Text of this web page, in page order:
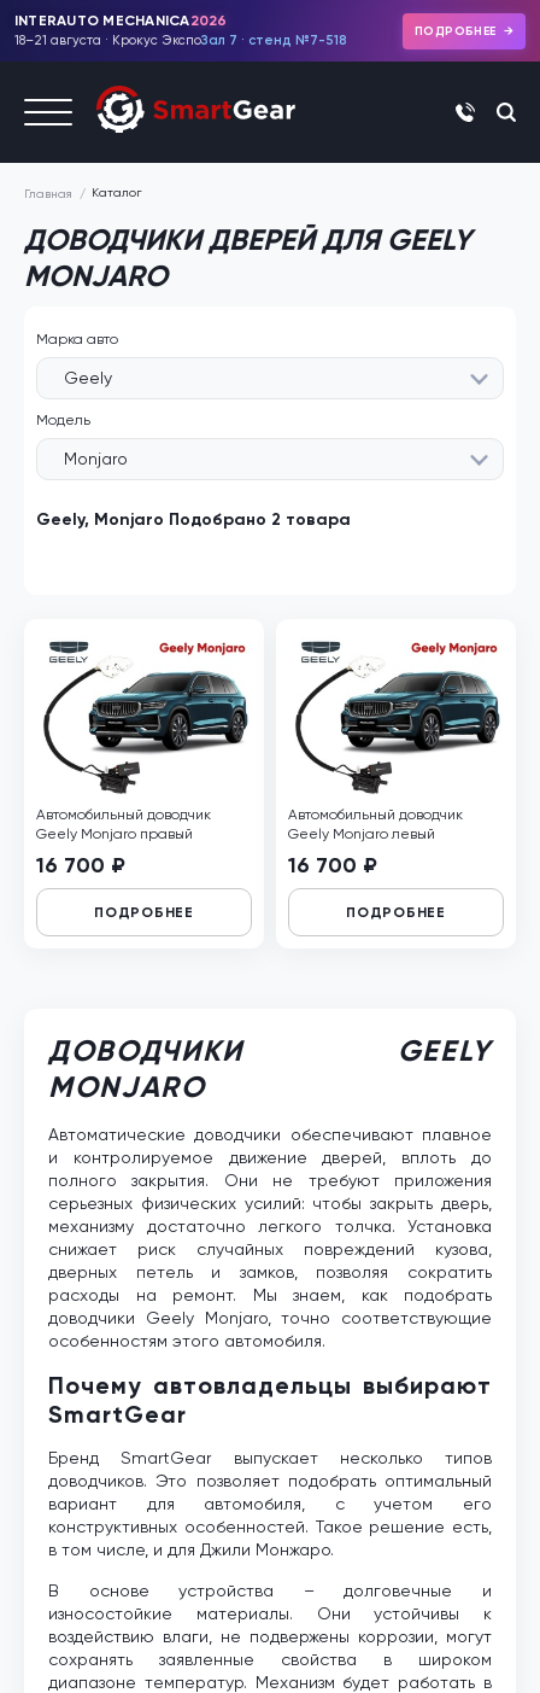
INTERAUTO MECHANICA2026
18–21 августа · Крокус ЭкспоЗал 7 · стенд №7-518
ПОДРОБНЕЕ
+7 (495)
Главная Каталог
ДОВОДЧИКИ ДВЕРЕЙ ДЛЯ GEELY
MONJARO
Марка авто
Geely
Модель
Monjaro
Geely, Monjaro Подобрано 2 товара
Автомобильный доводчик
Geely Monjaro правый
16 700 ₽
ПОДРОБНЕЕ
Автомобильный доводчик
Geely Monjaro левый
16 700 ₽
ПОДРОБНЕЕ
ДОВОДЧИКИ GEELY
MONJARO
Автоматические доводчики обеспечивают плавное
и контролируемое движение дверей, вплоть до
полного закрытия. Они не требуют приложения
серьезных физических усилий: чтобы закрыть дверь,
механизму достаточно легкого толчка. Установка
снижает риск случайных повреждений кузова,
дверных петель и замков, позволяя сократить
расходы на ремонт. Мы знаем, как подобрать
доводчики Geely Monjaro, точно соответствующие
особенностям этого автомобиля.
Почему автовладельцы выбирают
SmartGear
Бренд SmartGear выпускает несколько типов
доводчиков. Это позволяет подобрать оптимальный
вариант для автомобиля, с учетом его
конструктивных особенностей. Такое решение есть,
в том числе, и для Джили Монжаро.
В основе устройства – долговечные и
износостойкие материалы. Они устойчивы к
воздействию влаги, не подвержены коррозии, могут
сохранять заявленные свойства в широком
диапазоне температур. Механизм будет работать в